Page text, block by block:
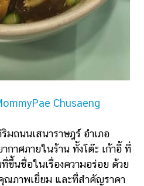
Chusaeng
นนเสนาราษฎร์ อำเภอ
กาศภายในร้าน ทั้งโต๊ะ เก้าอี้ ที่
ขึ้นชื่อในเรื่องความอร่อย ด้วย
ณภาพเยี่ยม และที่สำคัญราคา